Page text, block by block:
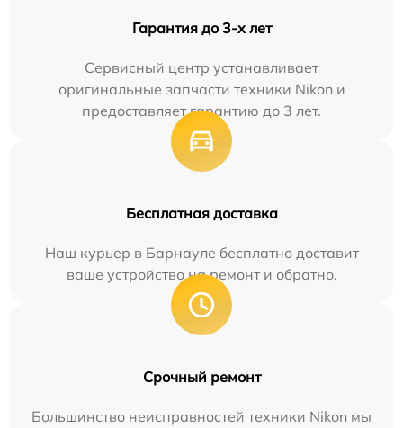
Гарантия до 3-х лет
Сервисный центр устанавливает
оригинальные запчасти техники Nikon и
предоставляет гарантию до 3 лет.
Бесплатная доставка
Наш курьер в Барнауле бесплатно доставит
ваше устройство на ремонт и обратно.
Срочный ремонт
Большинство неисправностей техники Nikon мы